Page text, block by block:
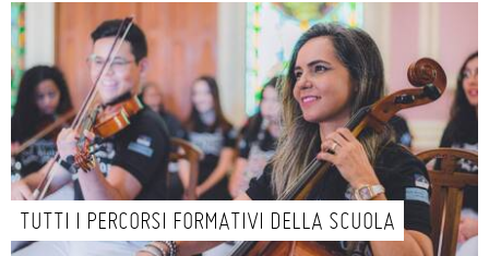
TUTTI I PERCORSI FORMATIVI DELLA SCUOLA